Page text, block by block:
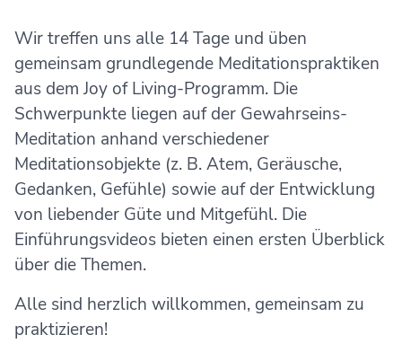
Wir treffen uns alle 14 Tage und üben
gemeinsam grundlegende Meditationspraktiken
aus dem Joy of Living-Programm. Die
Schwerpunkte liegen auf der Gewahrseins-
Meditation anhand verschiedener
Meditationsobjekte (z. B. Atem, Geräusche,
Gedanken, Gefühle) sowie auf der Entwicklung
von liebender Güte und Mitgefühl. Die
Einführungsvideos bieten einen ersten Überblick
über die Themen.
Alle sind herzlich willkommen, gemeinsam zu
praktizieren!